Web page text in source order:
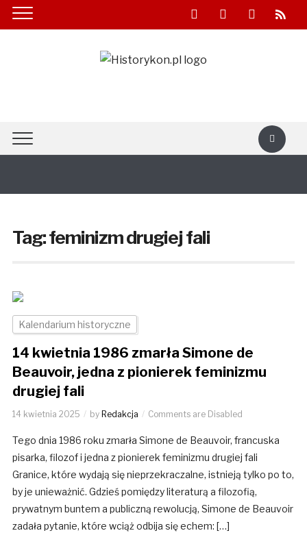
facebookyoutube twitter rss
Tag:feminizm drugiej fali
Kalendarium historyczne
14 kwietnia 1986 zmarła Simone de
Beauvoir, jedna z pionierek feminizmu
drugiej fali
14 kwietnia 2025 by Redakcja Comments are Disabled
Tego dnia 1986 roku zmarła Simone de Beauvoir, francuska
pisarka, filozof i jedna z pionierek feminizmu drugiej fali
Granice, które wydają się nieprzekraczalne, istnieją tylko po to,
by je unieważnić. Gdzieś pomiędzy literaturą a filozofią,
prywatnym buntem a publiczną rewolucją, Simone de Beauvoir
zadała pytanie, które wciąż odbija się echem: […]